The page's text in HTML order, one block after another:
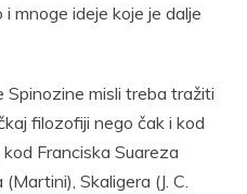
mnoge ideje koje je dalje
Spinozine misli treba tražiti
filozofiji nego čak i kod
Franciska Suareza
Skaligera (J. C.